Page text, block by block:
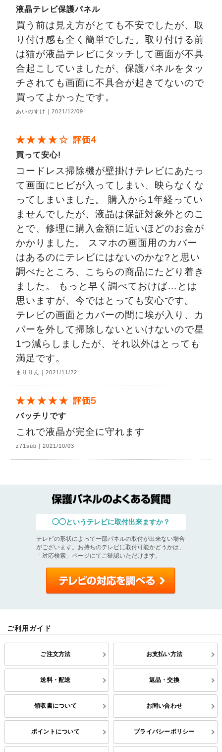
液晶テレビ保護パネル
買う前は見え方がとても不安でしたが、取
り付け感も全く簡単でした。取り付ける前
は猫が液晶テレビにタッチして画面が不具
合起こしていましたが、保護パネルをタッ
チされても画面に不具合が起きてないので
買ってよかったです。
あいのすけ｜2021/12/09
買って安心!
コードレス掃除機が壁掛けテレビにあたっ
て画面にヒビが入ってしまい、映らなくな
ってしまいました。 購入から1年経ってい
ませんでしたが、液晶は保証対象外とのこ
とで、修理に購入金額に近いほどのお金が
かかりました。 スマホの画面用のカバー
はあるのにテレビにはないのかな?と思い
調べたところ、こちらの商品にたどり着き
ました。 もっと早く調べておけば…とは
思いますが、今ではとっても安心です。
テレビの画面とカバーの間に埃が入り、カ
バーを外して掃除しないといけないので星
1つ減らしましたが、それ以外はとっても
満足です。
まりりん｜2021/11/22
バッチリです
これで液晶が完全に守れます
z71sub｜2021/10/03
◯◯というテレビに取付出来ますか？
テレビの形状によって一部パネルの取付が出来ない場合
がございます。お持ちのテレビに取付可能かどうかは、
「対応検索」ページにてご確認いただけます。
ご利用ガイド
ご注文方法 お支払い方法
送料・配送 返品・交換
領収書について お問い合わせ
ポイントについて プライバシーポリシー